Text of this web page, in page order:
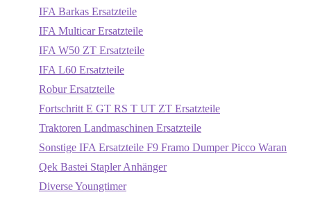
IFA Barkas Ersatzteile
IFA Multicar Ersatzteile
IFA W50 ZT Ersatzteile
IFA L60 Ersatzteile
Robur Ersatzteile
Fortschritt E GT RS T UT ZT Ersatzteile
Traktoren Landmaschinen Ersatzteile
Sonstige IFA Ersatzteile F9 Framo Dumper Picco Waran
Qek Bastei Stapler Anhänger
Diverse Youngtimer